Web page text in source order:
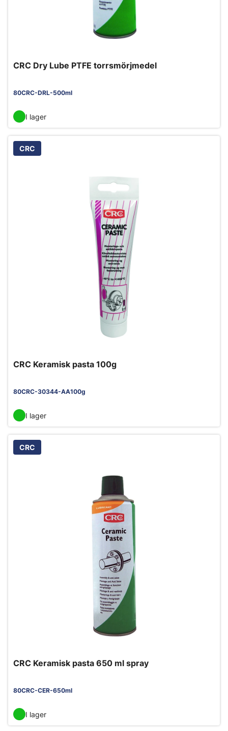
CRC Dry Lube PTFE torrsmörjmedel
80CRC-DRL-500ml
I lager
CRC
CRC Keramisk pasta 100g
80CRC-30344-AA100g
I lager
CRC
CRC Keramisk pasta 650 ml spray
80CRC-CER-650ml
I lager